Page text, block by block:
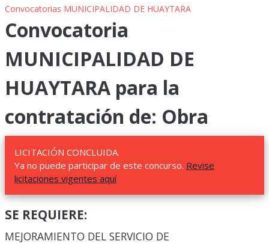
Convocatorias MUNICIPALIDAD DE HUAYTARA
Convocatoria
MUNICIPALIDAD DE
HUAYTARA para la
contratación de: Obra
LICITACIÓN CONCLUIDA.
Ya no puede participar de este concurso. Revise
licitaciones vigentes aquí
SE REQUIERE:
MEJORAMIENTO DEL SERVICIO DE